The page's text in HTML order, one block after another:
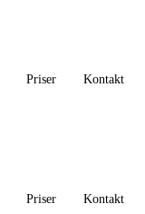
Priser Kontakt
Priser Kontakt